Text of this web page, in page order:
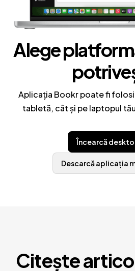
Alege
Aplicația Bookr poate fi
tabletă, cât și pe laptopul
Încearcă
Descarcă aplicația
Citește